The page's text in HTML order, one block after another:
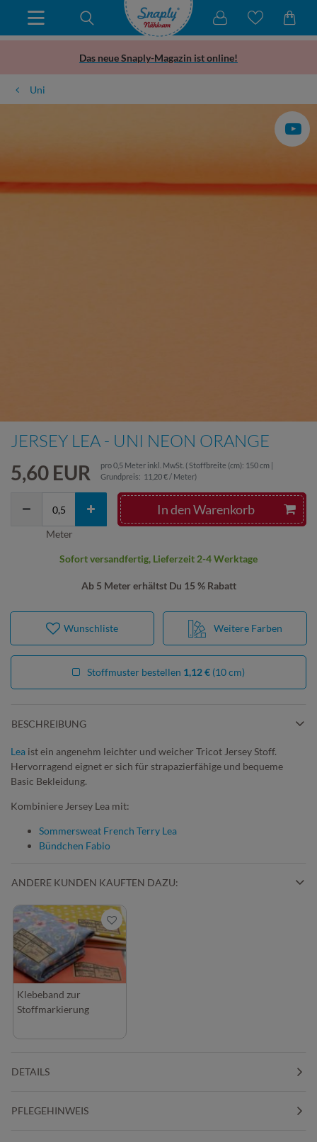
Das neue Snaply-Magazin ist online!
Uni
JERSEY LEA - UNI NEON ORANGE
5,60 EUR pro0,5 Meter inkl. MwSt. ( Stoffbreite (cm): 150 cm |
Grundpreis: 11,20 € / Meter)
Ab 5 Meter erhältst Du 15 % Rabatt
In den Warenkorb
Meter
Sofort versandfertig, Lieferzeit 2-4 Werktage
Weitere Farben
Wunschliste
Stoffmuster bestellen 1,12 € (10 cm)
BESCHREIBUNG
Lea ist ein angenehm leichter und weicher Tricot Jersey Stoff.
Hervorragend eignet er sich für strapazierfähige und bequeme
Basic Bekleidung.
Kombiniere Jersey Lea mit:
Sommersweat French Terry Lea
Bündchen Fabio
ANDERE KUNDEN KAUFTEN DAZU:
Klebeband zur
Stoffmarkierung
DETAILS
PFLEGEHINWEIS